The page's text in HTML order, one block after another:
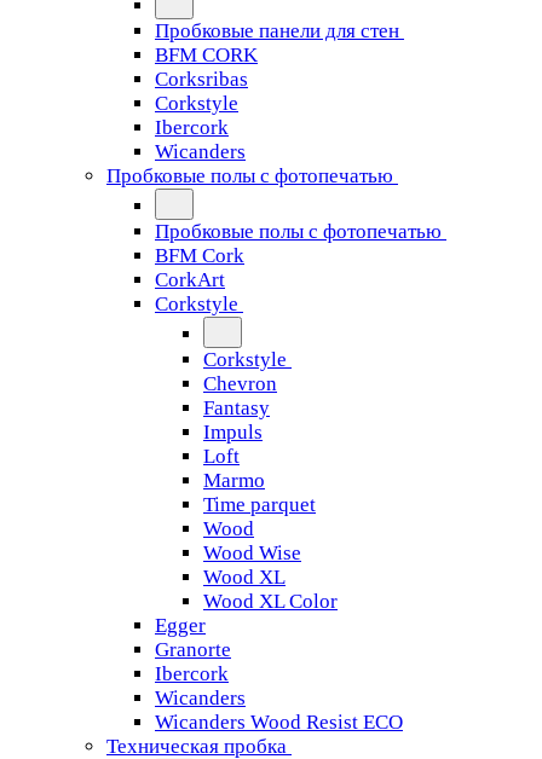
Пробковые панели для стен
BFM CORK
Corksribas
Corkstyle
Ibercork
Wicanders
Пробковые полы с фотопечатью
Пробковые полы с фотопечатью
BFM Cork
CorkArt
Corkstyle
Corkstyle
Chevron
Fantasy
Impuls
Loft
Marmo
Time parquet
Wood
Wood Wise
Wood XL
Wood XL Color
Egger
Granorte
Ibercork
Wicanders
Wicanders Wood Resist ECO
Техническая пробка